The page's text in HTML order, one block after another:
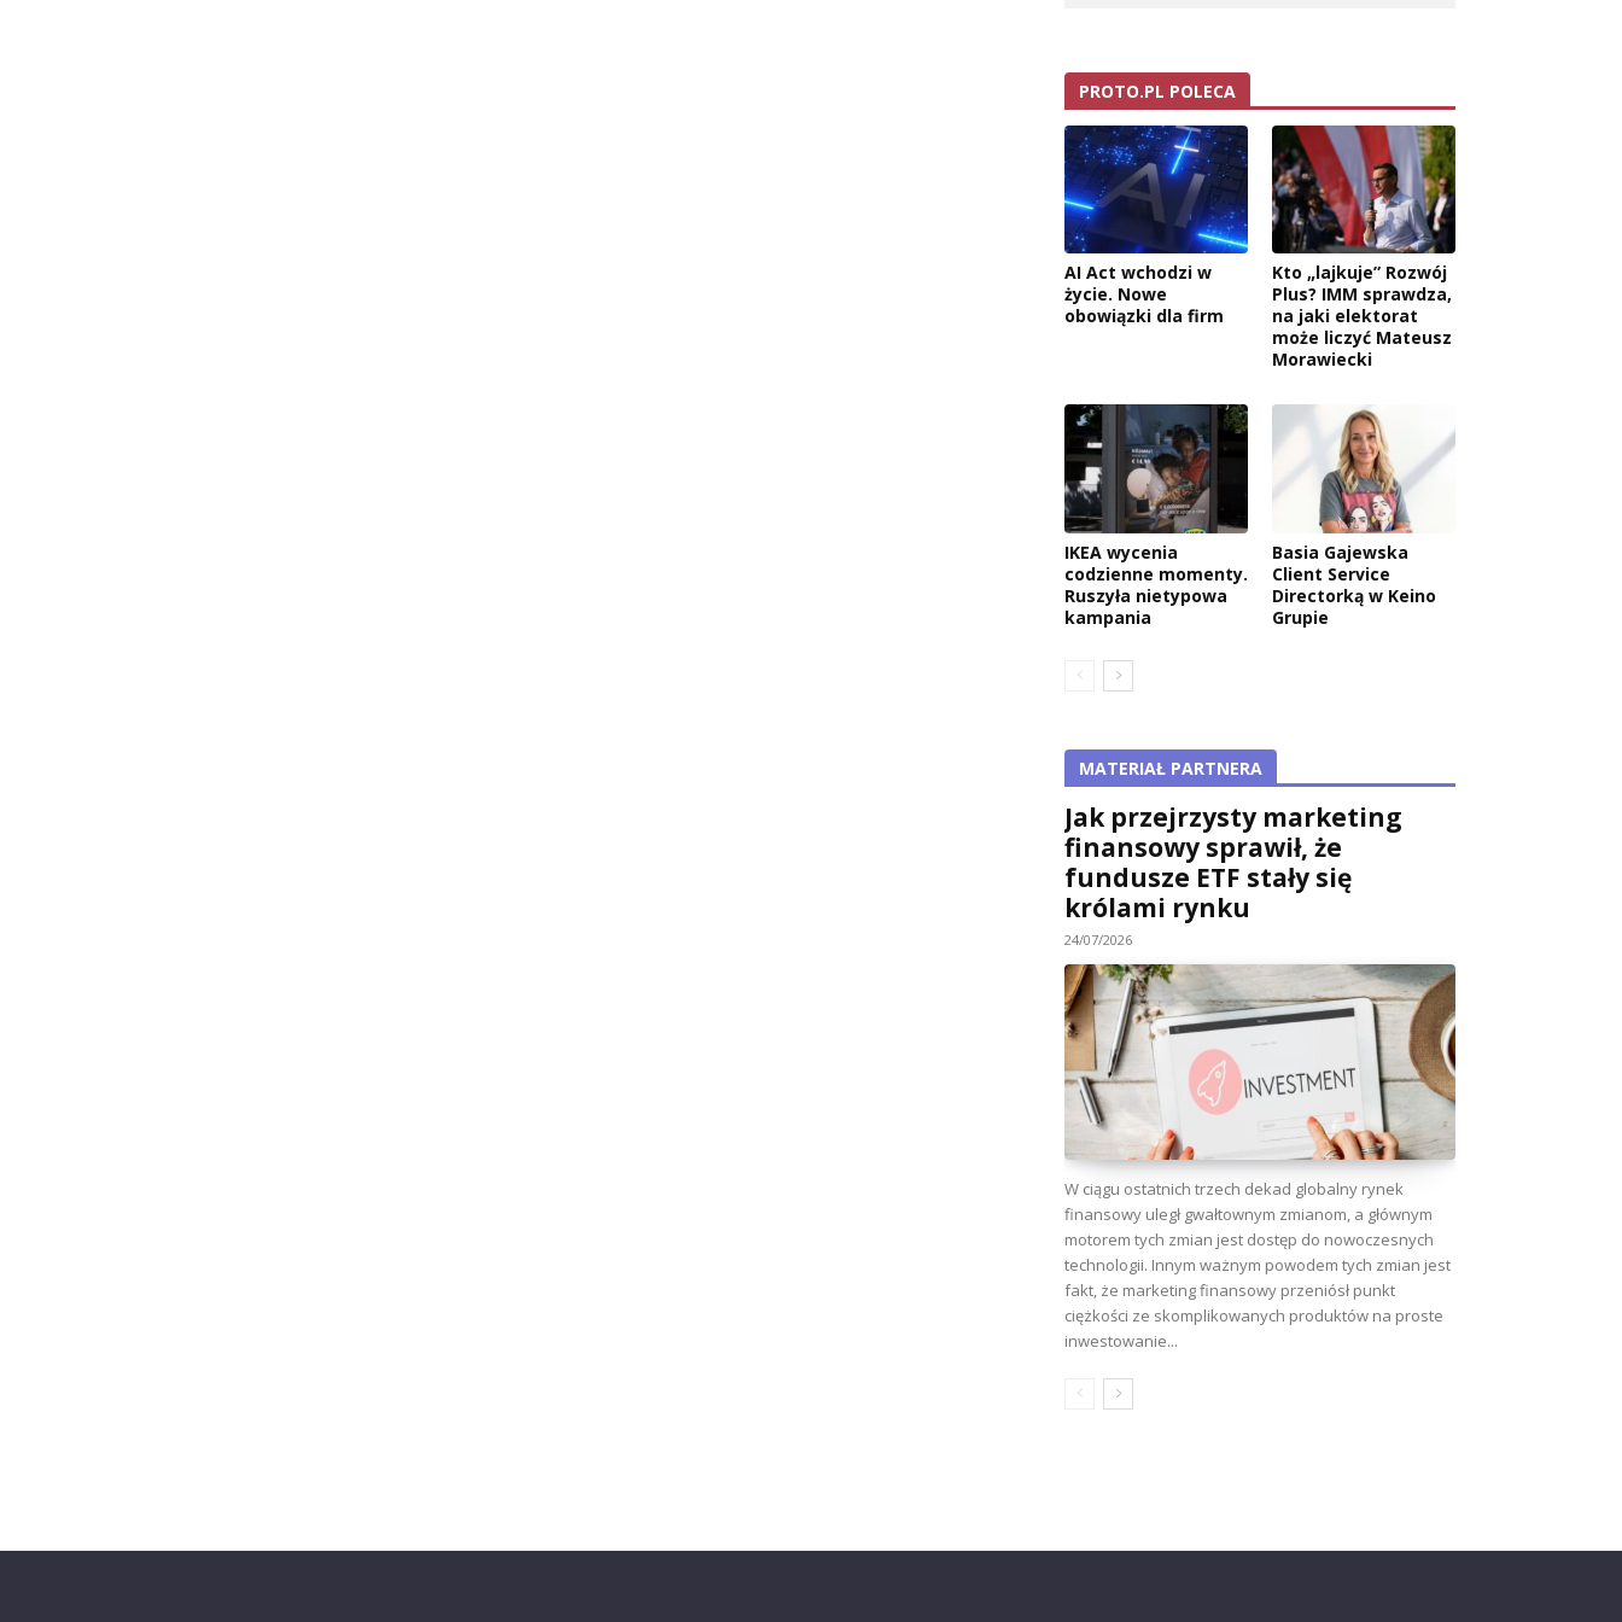
PROTO.PL POLECA
AI Act wchodzi w
życie. Nowe
obowiązki dla firm
Kto „lajkuje” Rozwój
Plus? IMM sprawdza,
na jaki elektorat
może liczyć Mateusz
Morawiecki
IKEA wycenia
codzienne momenty.
Ruszyła nietypowa
kampania
Basia Gajewska
Client Service
Directorką w Keino
Grupie
MATERIAŁ PARTNERA
Jak przejrzysty marketing
finansowy sprawił, że
fundusze ETF stały się
królami rynku
24/07/2026
W ciągu ostatnich trzech dekad globalny rynek
finansowy uległ gwałtownym zmianom, a głównym
motorem tych zmian jest dostęp do nowoczesnych
technologii. Innym ważnym powodem tych zmian jest
fakt, że marketing finansowy przeniósł punkt
ciężkości ze skomplikowanych produktów na proste
inwestowanie...